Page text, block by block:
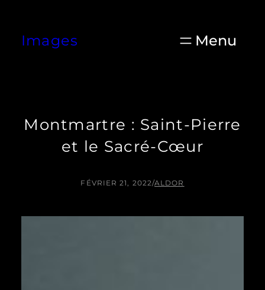
contenu
Images
Montmartre : Saint-Pierre
et le Sacré-Cœur
FÉVRIER 21, 2022/ALDOR